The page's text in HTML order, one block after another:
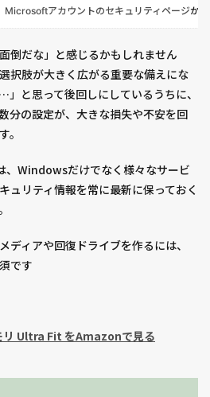
Microsoftアカウントのセキュリティページか
倒だな」と感じるかもしれません
択肢が大きく広がる重要な備えにな
と思って後回しにしているうちに、
分の設定が、大きな損失や不安を回
。
Windowsだけでなく様々なサービ
ュリティ情報を常に最新に保っておく
ディアや回復ドライブを作るには、
です
Ultra Fit をAmazonで見る